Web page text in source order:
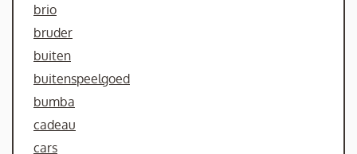
brio
bruder
buiten
buitenspeelgoed
bumba
cadeau
cars